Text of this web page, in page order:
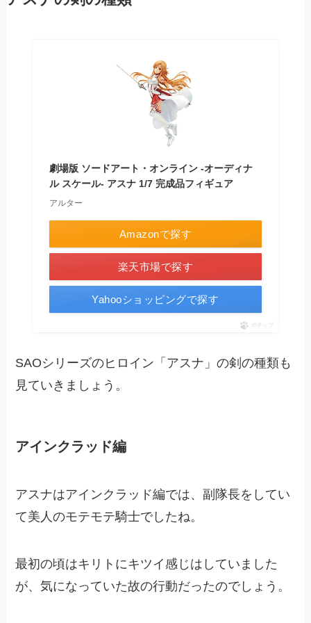
劇場版 ソードアート・オンライン -オーディナ
ル スケール- アスナ 1/7 完成品フィギュア
アルター
Amazonで探す
楽天市場で探す
Yahooショッピングで探す
ポチップ
SAOシリーズのヒロイン「アスナ」の剣の種類も
見ていきましょう。
アインクラッド編
アスナはアインクラッド編では、副隊長をしてい
て美人のモテモテ騎士でしたね。
最初の頃はキリトにキツイ感じはしていました
が、気になっていた故の行動だったのでしょう。